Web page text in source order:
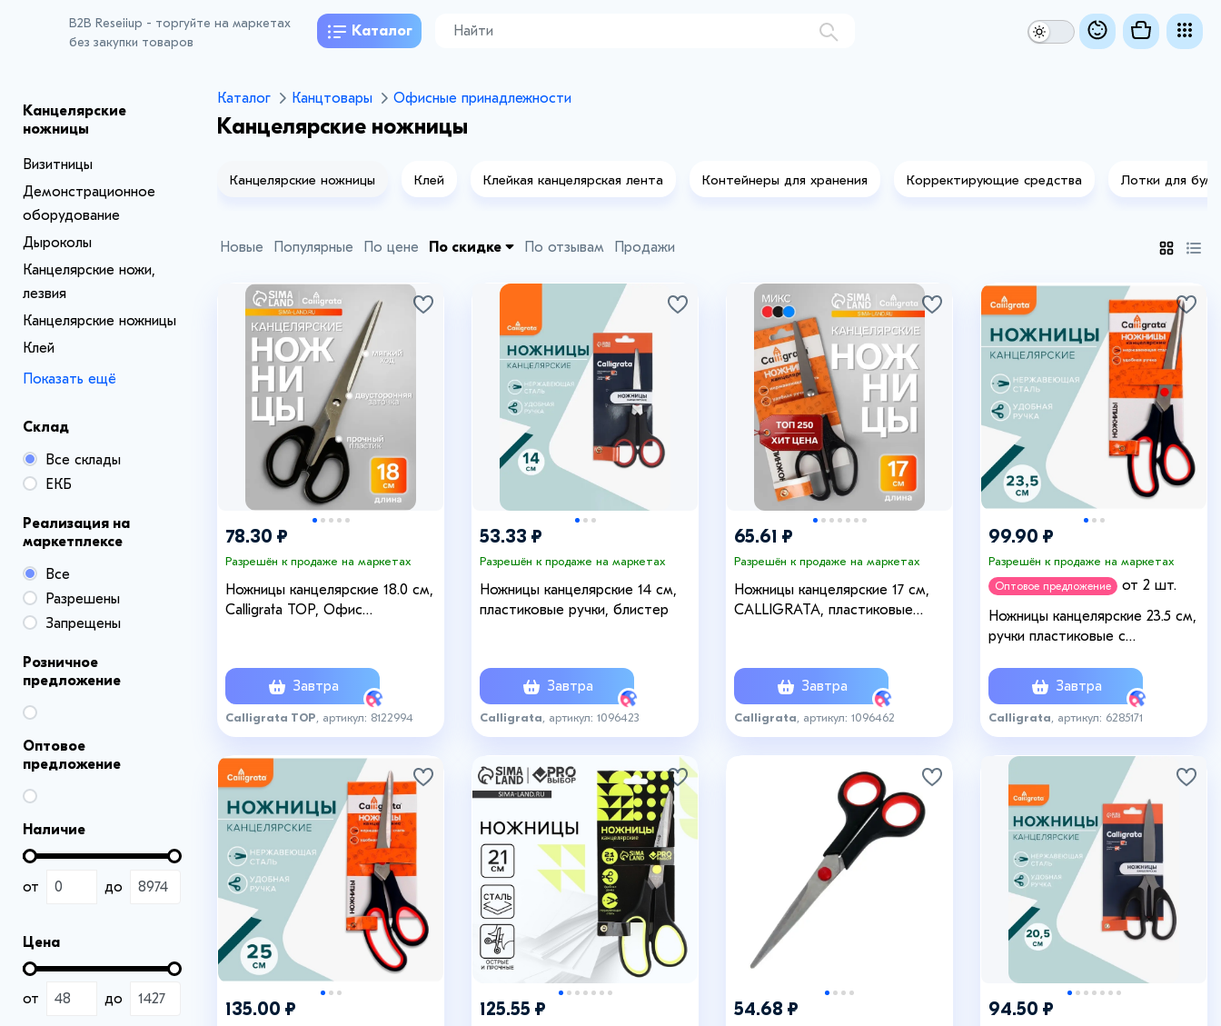
B2B Reseiiup - торгуйте на маркетах
без закупки товаров
Каталог
Канцелярские
ножницы
Визитницы
Демонстрационное
оборудование
Дыроколы
Канцелярские ножи,
лезвия
Канцелярские ножницы
Клей
Показать ещё
Склад
Все склады
ЕКБ
Реализация на
маркетплексе
Все
Разрешены
Запрещены
Розничное
предложение
Оптовое
предложение
Наличие
от до
Цена
от до
Каталог Канцтовары Офисные принадлежности
Канцелярские ножницы
Канцелярские ножницы Клей Клейкая канцелярская лента Контейнеры для хранения Корректирующие средства Лотки для
Новые Популярные По цене По скидке По отзывам Продажи
78.30 ₽
Разрешён к продаже на маркетах
Ножницы канцелярские 18.0 см,
Calligrata TOP, Офис
Завтра
Calligrata TOP , артикул: 8122994
53.33 ₽
Разрешён к продаже на маркетах
Ножницы канцелярские 14 см,
пластиковые ручки, блистер
Завтра
Calligrata , артикул: 1096423
65.61 ₽
Разрешён к продаже на маркетах
Ножницы канцелярские 17 см,
CALLIGRATA, пластиковые
Завтра
Calligrata , артикул: 1096462
99.90 ₽
Разрешён к продаже на маркетах
Оптовое предложение
от 2 шт.
Ножницы канцелярские 23.5 см,
ручки пластиковые с
Завтра
Calligrata , артикул: 6285171
135.00 ₽ 125.55 ₽ 54.68 ₽ 94.50 ₽